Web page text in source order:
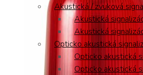
Akustická / zvuková
Akustická
Akustická
Opticko akustická
Opticko akustická
Opticko akustická